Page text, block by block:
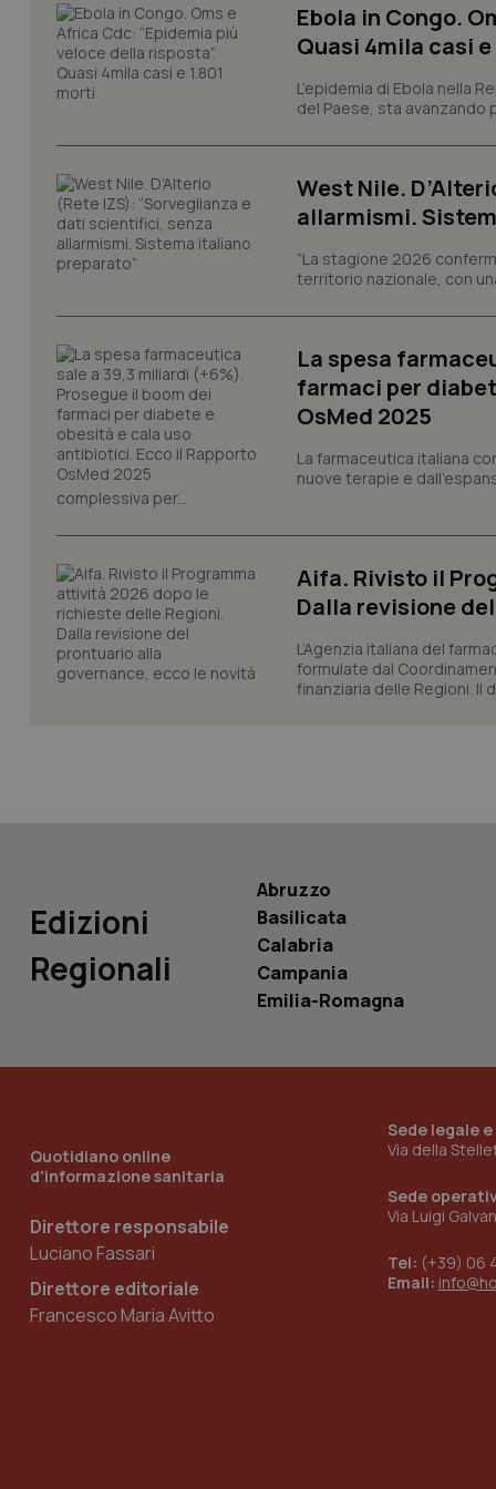
Ebola in Congo.
Quasi 4mila casi
L’epidemia di Ebola nella
del Paese, sta avanzando
West Nile.
allarmismi.
“La stagione 2026
territorio nazionale, con
La spesa
farmaci per
OsMed 2025
La farmaceutica italiana
nuove terapie e
complessiva per...
Aifa. Rivisto il
Dalla revisione
L’Agenzia italiana del
formulate dal
finanziaria delle Regioni. Il
Edizioni
Regionali
Abruzzo
Basilicata
Calabria
Campania
Emilia-Romagna
Quotidiano online
d'informazione sanitaria
Direttore responsabile
Luciano Fassari
Direttore editoriale
Francesco Maria Avitto
Sede legale
Via della
Sede
Via Luigi
Tel: (+39) 06
Email:
I cookie necessari
e l'accesso alle
tracking-enable
session-id
PHPSESSID
tracking-sites-
named-enable